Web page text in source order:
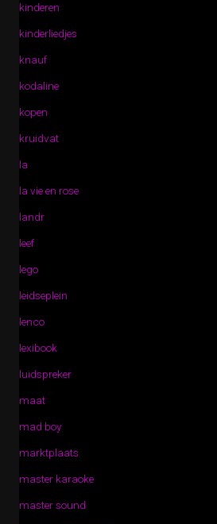
kinderen
kinderliedjes
knauf
kodaline
kopen
kruidvat
la
la vie en rose
landr
leef
lego
leidseplein
lenco
lexibook
luidspreker
maat
mad boy
marktplaats
master karaoke
master sound